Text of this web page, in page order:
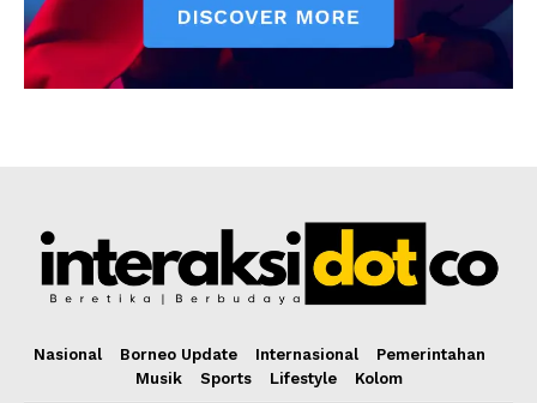
Nasional Borneo Update Internasional
Pemerintahan
Musik
Sports Lifestyle Kolom